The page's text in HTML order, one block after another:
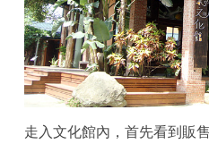
走入文化館內，首先看到販